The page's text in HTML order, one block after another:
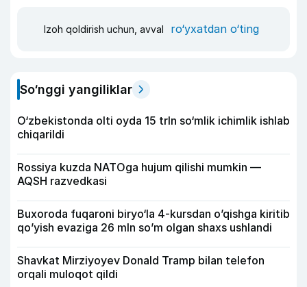
Izoh qoldirish uchun, avval ro‘yxatdan o‘ting
So‘nggi yangiliklar
O‘zbekistonda olti oyda 15 trln so‘mlik ichimlik ishlab
chiqarildi
Rossiya kuzda NATOga hujum qilishi mumkin —
AQSH razvedkasi
Buxoroda fuqaroni biryo‘la 4-kursdan o’qishga kiritib
qo’yish evaziga 26 mln so’m olgan shaxs ushlandi
Shavkat Mirziyoyev Donald Tramp bilan telefon
orqali muloqot qildi